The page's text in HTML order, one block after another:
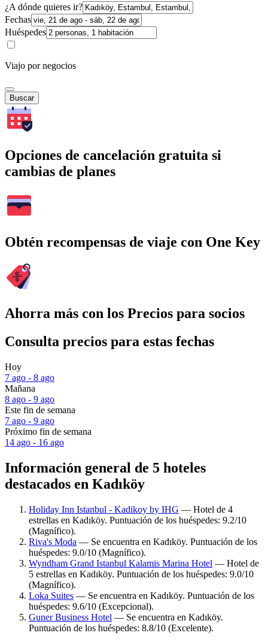
¿A dónde quieres ir?
Fechas
Huéspedes
Viajo por negocios
Buscar
Opciones de cancelación gratuita si
cambias de planes
Obtén recompensas de viaje con One Key
Ahorra más con los Precios para socios
Consulta precios para estas fechas
Hoy
7 ago - 8 ago
Mañana
8 ago - 9 ago
Este fin de semana
7 ago - 9 ago
Próximo fin de semana
14 ago - 16 ago
Información general de 5 hoteles
destacados en Kadıköy
Holiday Inn Istanbul - Kadikoy by IHG — Hotel de 4
estrellas en Kadıköy. Puntuación de los huéspedes: 9.2/10
(Magnífico).
Riva's Moda — Se encuentra en Kadıköy. Puntuación de los
huéspedes: 9.0/10 (Magnífico).
Wyndham Grand Istanbul Kalamis Marina Hotel — Hotel de
5 estrellas en Kadıköy. Puntuación de los huéspedes: 9.0/10
(Magnífico).
Loka Suites — Se encuentra en Kadıköy. Puntuación de los
huéspedes: 9.6/10 (Excepcional).
Guner Business Hotel — Se encuentra en Kadıköy.
Puntuación de los huéspedes: 8.8/10 (Excelente).